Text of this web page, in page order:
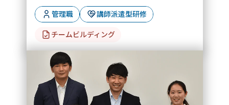
管理職 講師派遣型研修
チームビルディング